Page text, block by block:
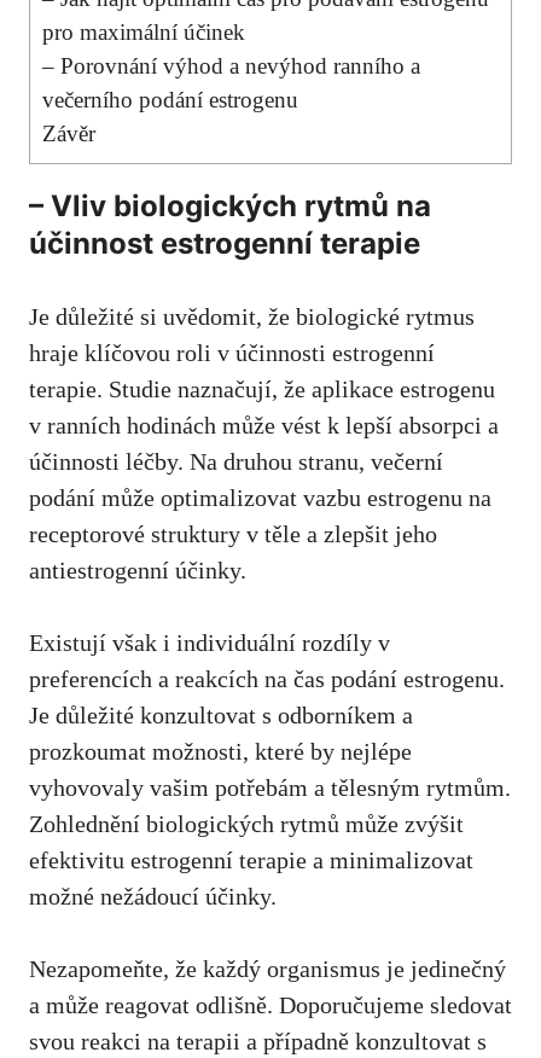
pro maximální účinek
– Porovnání výhod a nevýhod ranního a
večerního podání estrogenu
Závěr
– Vliv biologických rytmů na
účinnost estrogenní terapie
Je důležité si uvědomit, že biologické rytmus
hraje klíčovou roli v účinnosti estrogenní
terapie. Studie naznačují, že aplikace estrogenu
v ranních hodinách může vést k lepší absorpci a
účinnosti léčby. Na druhou stranu, večerní
podání může optimalizovat vazbu estrogenu na
receptorové struktury v těle a zlepšit jeho
antiestrogenní účinky.
Existují však i individuální rozdíly v
preferencích a reakcích na čas podání estrogenu.
Je důležité konzultovat s odborníkem a
prozkoumat možnosti, které by nejlépe
vyhovovaly vašim potřebám a tělesným rytmům.
Zohlednění biologických rytmů může zvýšit
efektivitu estrogenní terapie a minimalizovat
možné nežádoucí účinky.
Nezapomeňte, že každý organismus je jedinečný
a může reagovat odlišně. Doporučujeme sledovat
svou reakci na terapii a případně konzultovat s